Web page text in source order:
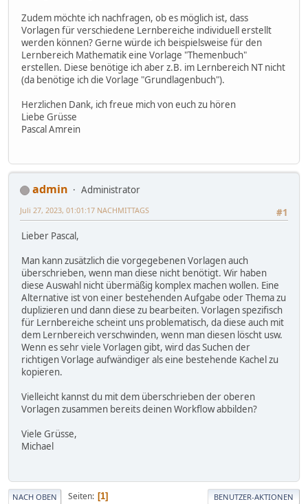
Zudem möchte ich nachfragen, ob es möglich ist, dass
Vorlagen für verschiedene Lernbereiche individuell erstellt
werden können? Gerne würde ich beispielsweise für den
Lernbereich Mathematik eine Vorlage "Themenbuch"
erstellen. Diese benötige ich aber z.B. im Lernbereich NT nicht
(da benötige ich die Vorlage "Grundlagenbuch").
Herzlichen Dank, ich freue mich von euch zu hören
Liebe Grüsse
Pascal Amrein
admin
Administrator
#1
Juli 27, 2023, 01:01:17 NACHMITTAGS
Lieber Pascal,
Man kann zusätzlich die vorgegebenen Vorlagen auch
überschrieben, wenn man diese nicht benötigt. Wir haben
diese Auswahl nicht übermäßig komplex machen wollen. Eine
Alternative ist von einer bestehenden Aufgabe oder Thema zu
duplizieren und dann diese zu bearbeiten. Vorlagen spezifisch
für Lernbereiche scheint uns problematisch, da diese auch mit
dem Lernbereich verschwinden, wenn man diesen löscht usw.
Wenn es sehr viele Vorlagen gibt, wird das Suchen der
richtigen Vorlage aufwändiger als eine bestehende Kachel zu
kopieren.
Vielleicht kannst du mit dem überschrieben der oberen
Vorlagen zusammen bereits deinen Workflow abbilden?
Viele Grüsse,
Michael
NACH OBEN Seiten 1 BENUTZER-AKTIONEN